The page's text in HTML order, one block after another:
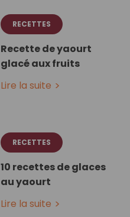
RECETTES
Recette de yaourt
glacé aux fruits
Lire la suite
RECETTES
10 recettes de glaces
au yaourt
Lire la suite